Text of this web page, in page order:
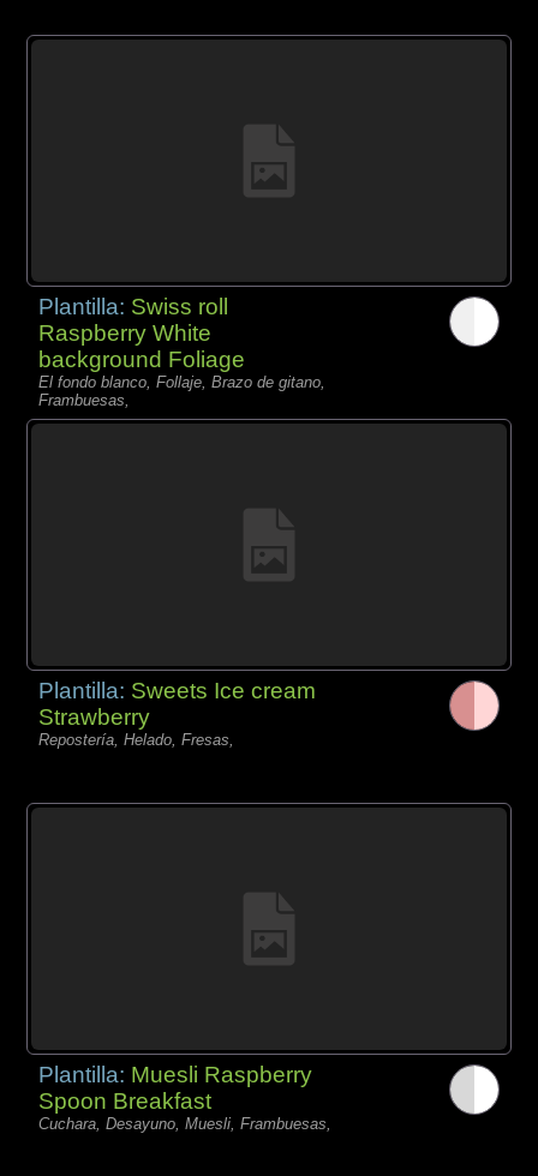
Plantilla: Swiss roll
Raspberry White
background Foliage
El fondo blanco, Follaje, Brazo de gitano,
Frambuesas,
Plantilla: Sweets Ice cream
Strawberry
Repostería, Helado, Fresas,
Plantilla: Muesli Raspberry
Spoon Breakfast
Cuchara, Desayuno, Muesli, Frambuesas,